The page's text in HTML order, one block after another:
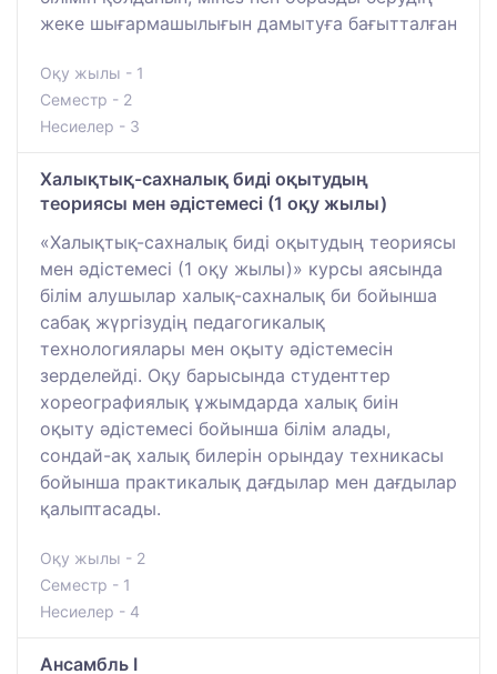
жеке шығармашылығын дамытуға бағытталған
Оқу жылы - 1
Семестр - 2
Несиелер - 3
Халықтық-сахналық биді оқытудың
теориясы мен әдістемесі (1 оқу жылы)
«Халықтық-сахналық биді оқытудың теориясы
мен әдістемесі (1 оқу жылы)» курсы аясында
білім алушылар халық-сахналық би бойынша
сабақ жүргізудің педагогикалық
технологиялары мен оқыту әдістемесін
зерделейді. Оқу барысында студенттер
хореографиялық ұжымдарда халық биін
оқыту әдістемесі бойынша білім алады,
сондай-ақ халық билерін орындау техникасы
бойынша практикалық дағдылар мен дағдылар
қалыптасады.
Оқу жылы - 2
Семестр - 1
Несиелер - 4
Ансамбль I